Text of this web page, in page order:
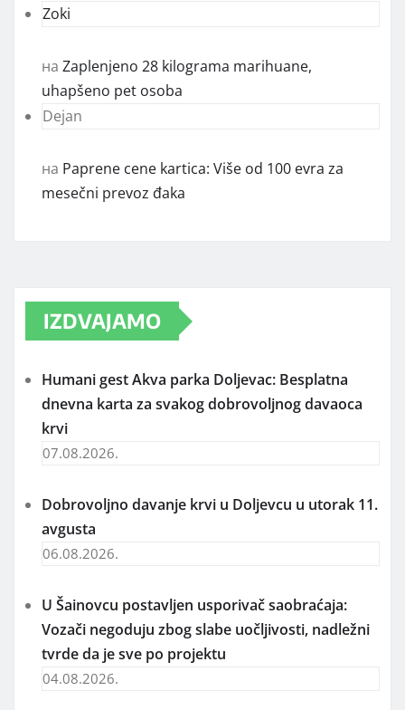
Zoki
на Zaplenjeno 28 kilograma marihuane,
uhapšeno pet osoba
Dejan
на Paprene cene kartica: Više od 100 evra za
mesečni prevoz đaka
IZDVAJAMO
Humani gest Akva parka Doljevac: Besplatna
dnevna karta za svakog dobrovoljnog davaoca
krvi
07.08.2026.
Dobrovoljno davanje krvi u Doljevcu u utorak 11.
avgusta
06.08.2026.
U Šainovcu postavljen usporivač saobraćaja:
Vozači negoduju zbog slabe uočljivosti, nadležni
tvrde da je sve po projektu
04.08.2026.